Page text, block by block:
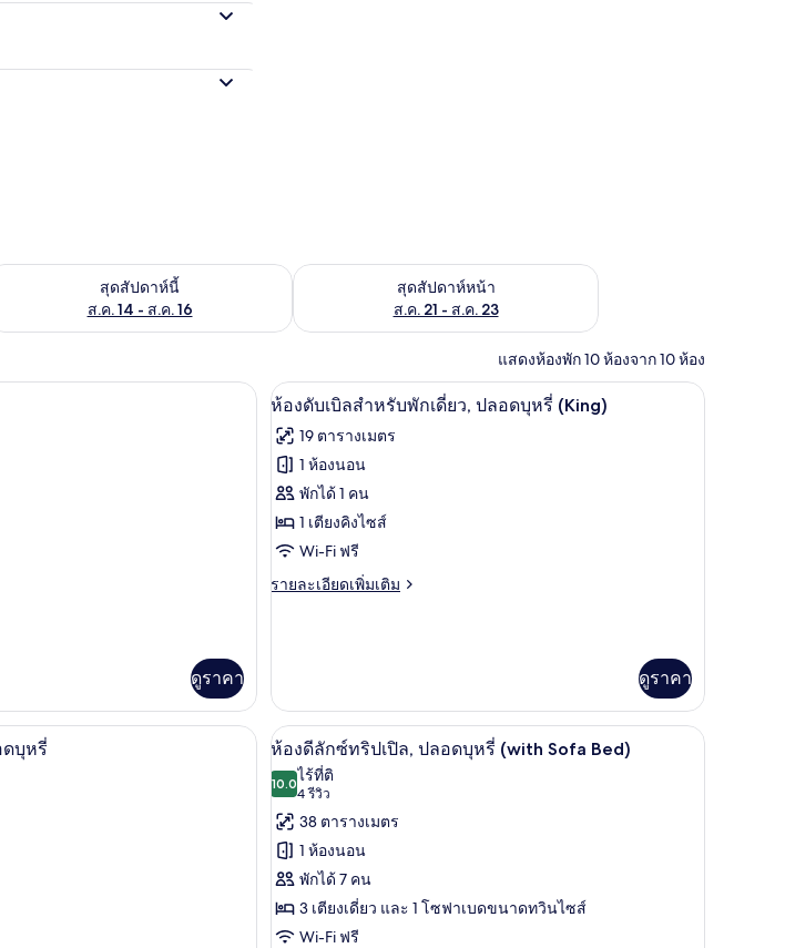
ส.ค. 10
สุดสัปดาห์นี้
ส.ค. 14 - ส.ค. 16
วจสอบจำนวนห้องพักว่างในสุดสัปดาห์นี้ ส.ค. 14 - ส.ค. 16สุดสัปดาห์หน้า
ส.ค. 21 - ส.ค. 23
ตรวจสอบจำนวนห้องพักว่างในสุดสัปดาห์หน้า ส.ค. 21 - ส.ค. 23
แสดงห้องพัก 10 ห้องจาก 10 ห้อง
เครื่องนอนระดับพรีเมียม, Wi-Fi ฟรี, ผ้าปูที่นอน
ดูราคา
เปิด
ภาพถ่าย
ทั้งหมด
ของ
ห้อง
ดับเบิล
สำหรับ
บุหรี่
(King)
เครื่องนอนระดับพรีเมียม, Wi-Fi ฟรี, ผ้าปูที่นอน
11
ห้องดับเบิลสำหรับพักเดี่ยว, ปลอดบุหรี่ (King)
19 ตารางเมตร
1 ห้องนอน
พักได้ 1 คน
1 เตียงคิงไซส์
Wi-Fi ฟรี
รายละเอียดเพิ่มเติม
ราย
ห้อง
ดับเบิล
สำหรับ
เดี่ยว,
ปลอด
บุหรี่
(King)
ดูราคา
เครื่องนอนระดับพรีเมียม, Wi-Fi ฟรี, ผ้าปูที่นอน
บุหรี่
เปิด
ภาพถ่าย
ทั้งหมด
ของ
ห้อง
ดี
ลัก
ทีวี
10
ห้องดีลักซ์ทริปเปิล, ปลอดบุหรี่ (with Sofa Bed)
10.010.0 จาก 10
ไร้ที่ติ
4 รีวิว
(4
รีวิว)
38 ตารางเมตร
1 ห้องนอน
พักได้ 7 คน
3 เตียงเดี่ยว และ 1 โซฟาเบดขนาดทวินไซส์
Wi-Fi ฟรี